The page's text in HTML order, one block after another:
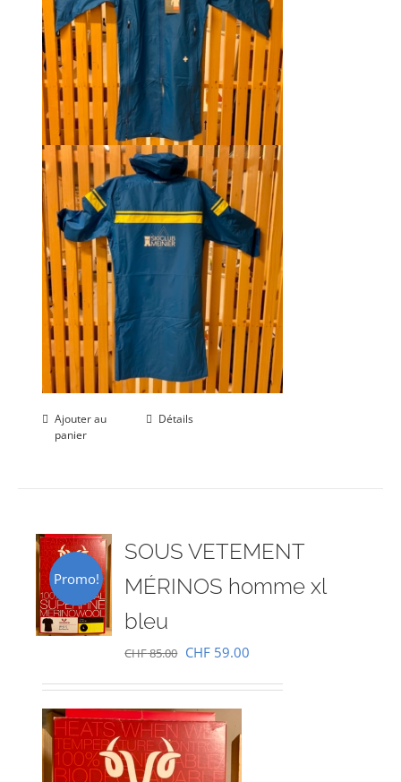
Ajouter au
panier
Détails
Promo!
SOUS VETEMENT
MÉRINOS homme xl
bleu
CHF85.00 Le
initial
était :
CHF 85.00.
CHF 59.00